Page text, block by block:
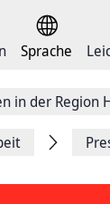
Sprache
in der Region